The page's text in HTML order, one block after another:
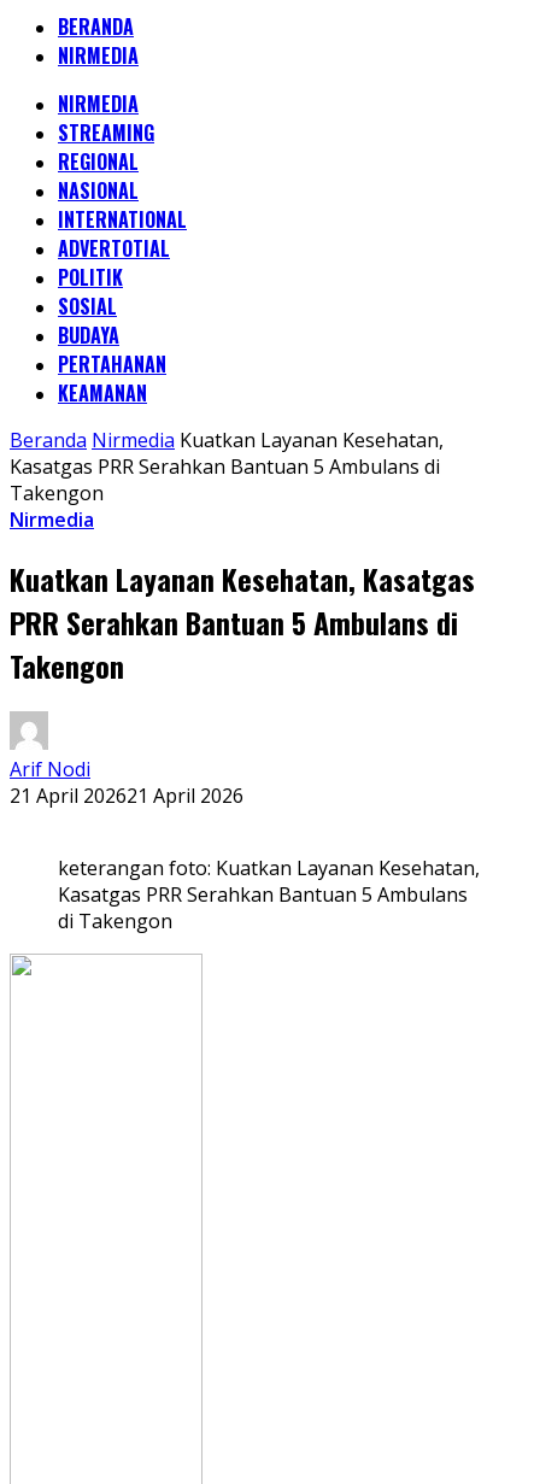
BERANDA
NIRMEDIA
NIRMEDIA
STREAMING
REGIONAL
NASIONAL
INTERNATIONAL
ADVERTOTIAL
POLITIK
SOSIAL
BUDAYA
PERTAHANAN
KEAMANAN
Beranda Nirmedia Kuatkan Layanan Kesehatan,
Kasatgas PRR Serahkan Bantuan 5 Ambulans di
Takengon
Nirmedia
Kuatkan Layanan Kesehatan, Kasatgas
PRR Serahkan Bantuan 5 Ambulans di
Takengon
Arif Nodi
21 April 202621 April 2026
keterangan foto: Kuatkan Layanan Kesehatan,
Kasatgas PRR Serahkan Bantuan 5 Ambulans
di Takengon